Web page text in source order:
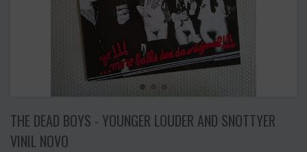
THE DEAD BOYS - YOUNGER LOUDER AND SNOTTYER
VINIL NOVO